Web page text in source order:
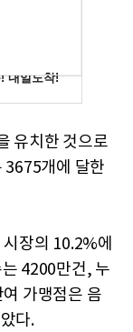
유치한 것으로
3675개에 달한
장의 10.2%에
4200만건, 누
가맹점은 음
다.